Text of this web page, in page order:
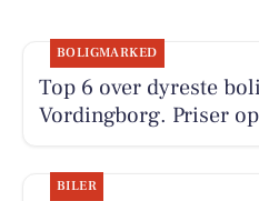
BOLIGMARKED
Top 6 over dyreste
Vordingborg. Priser
BILER